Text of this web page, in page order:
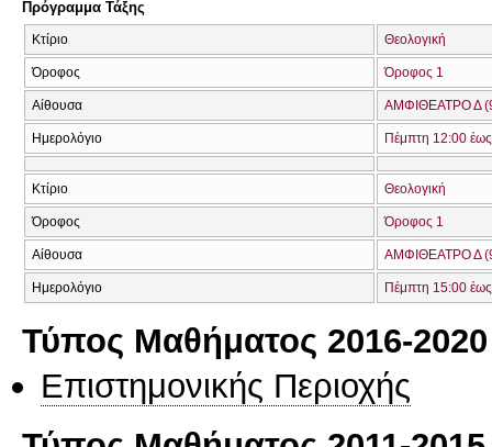
Πρόγραμμα Τάξης
Κτίριο Θεολογική
Όροφος Όροφος 1
Αίθουσα ΑΜΦΙΘΕΑΤΡΟ Δ
Ημερολόγιο Πέμπτη 12:00
Κτίριο Θεολογική
Όροφος Όροφος 1
Αίθουσα ΑΜΦΙΘΕΑΤΡΟ Δ
Ημερολόγιο Πέμπτη 15:00
Τύπος Μαθήματος 2016-2020
Επιστημονικής Περιοχής